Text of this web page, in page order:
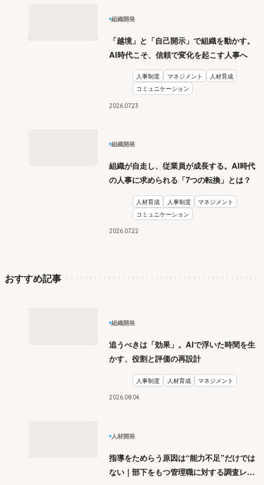
組織開発
「越境」と「自己開示」で組織を動かす。
AI時代こそ、信頼で変化を起こす人事へ
人事制度 マネジメント
人材育成
コミュニケーション
2026 0723
組織開発
組織が自走し、従業員が成長する。AI時代
の人事に求められる「7つの転換」とは？
人材育成 人事制度
マネジメント
コミュニケーション
2026.0722
おすすめ記事
組織開発
追うべきは「効果」。AIで浮いた時間を生
かす、役割と評価の再設計
人事制度 人材育成 マネジメント
2026.08 04
人材開発
指導をためらう原因は“能力不足”だけでは
ない｜部下をもつ管理職に対する調査レポ